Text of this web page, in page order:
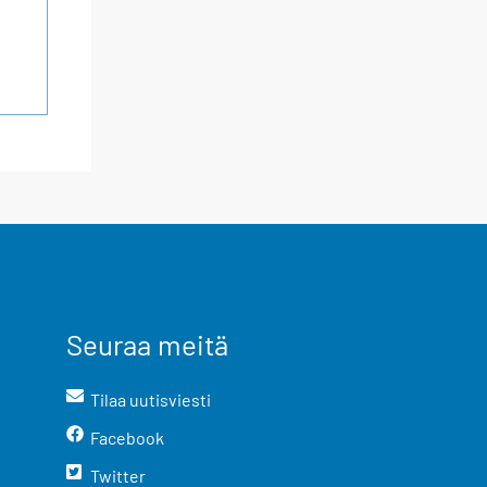
Seuraa meitä
Tilaa uutisviesti
Facebook
Twitter